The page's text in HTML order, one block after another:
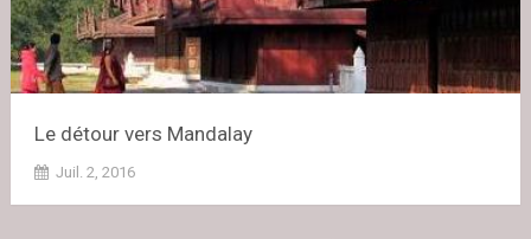
Le détour vers Mandalay
Juil. 2, 2016